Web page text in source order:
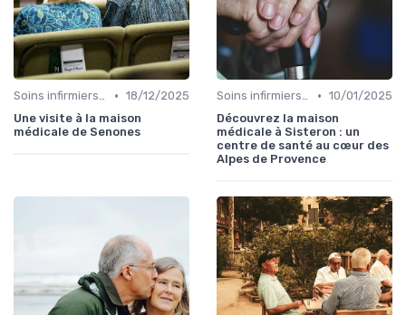
Soins infirmiers à domicile • 18/12/2025
Une visite à la maison
médicale de Senones
Soins infirmiers à domicile • 10/01/2025
Découvrez la maison
médicale à Sisteron : un
centre de santé au cœur des
Alpes de Provence